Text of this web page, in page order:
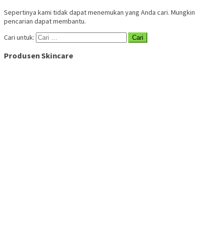
Sepertinya kami tidak dapat menemukan yang Anda cari. Mungkin
pencarian dapat membantu.
Cari untuk:
Produsen Skincare